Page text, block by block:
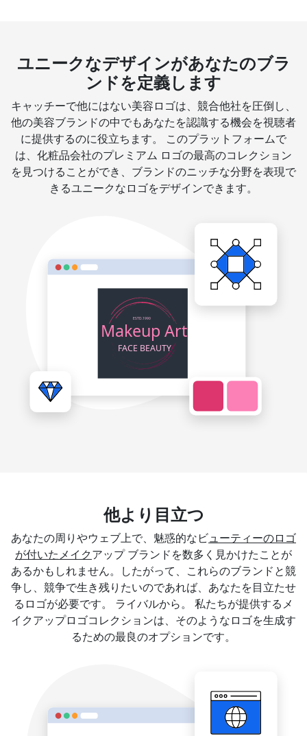
ユニークなデザインがあなたのブラ
ンドを定義します
キャッチーで他にはない美容ロゴは、競合他社を圧倒し、
他の美容ブランドの中でもあなたを認識する機会を視聴者
に提供するのに役立ちます。 このプラットフォームで
は、化粧品会社のプレミアム ロゴの最高のコレクション
を見つけることができ、ブランドのニッチな分野を表現で
きるユニークなロゴをデザインできます。
他より目立つ
あなたの周りやウェブ上で、魅惑的なビ ューティーのロゴ
が付いたメイク アップ ブランドを数多く見かけたことが
あるかもしれません。したがって、これらのブランドと競
争し、競争で生き残りたいのであれば、あなたを目立たせ
るロゴが必要です。 ライバルから。 私たちが提供するメ
イクアップロゴコレクションは、そのようなロゴを生成す
るための最良のオプションです。